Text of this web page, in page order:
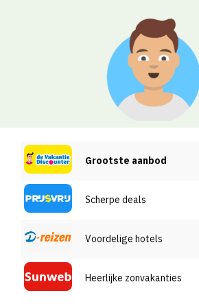
Grootste aanbod
Scherpe deals
Voordelige hotels
Heerlijke zonvakanties